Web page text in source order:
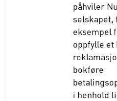
påhviler
selskapet,
eksempel
oppfylle et
bokføre
i henhold